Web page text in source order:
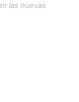
las nuevas